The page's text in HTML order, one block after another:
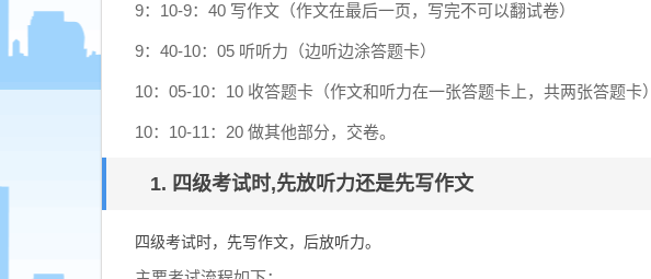
9：10-9：40 写作文（作文在最后一页，写完不可以翻试卷）
9：40-10：05 听听力（边听边涂答题卡）
10：05-10：10 收答题卡（作文和听力在一张答题卡上，共两张答题卡）
10：10-11：20 做其他部分，交卷。
1. 四级考试时,先放听力还是先写作文
四级考试时，先写作文，后放听力。